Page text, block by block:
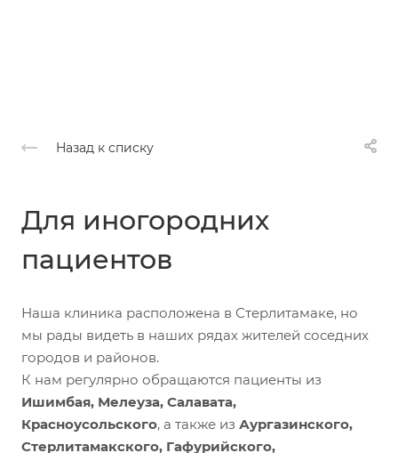
Назад к списку
Для иногородних
пациентов
Наша клиника расположена в Стерлитамаке, но
мы рады видеть в наших рядах жителей соседних
городов и районов.
К нам регулярно обращаются пациенты из
Ишимбая, Мелеуза, Салавата,
Красноусольского, а также из Аургазинского,
Стерлитамакского, Гафурийского,